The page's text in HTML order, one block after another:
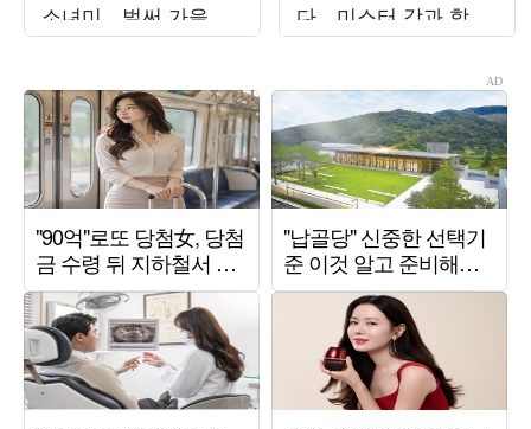
소녀미…벌써 가을 준
비 들어갔나
다…미스터 강과 함께
한 결혼 준비